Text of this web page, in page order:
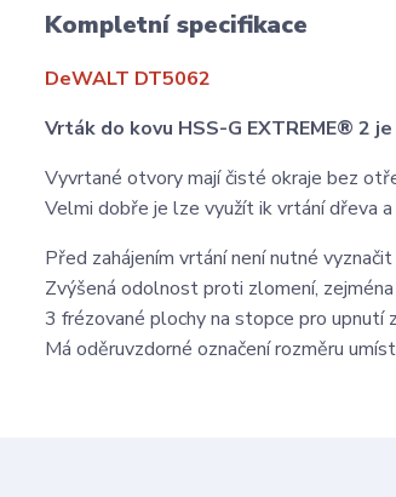
Kompletní specifikace
DeWALT DT5062
Vrták do kovu HSS-G EXTREME® 2
Vyvrtané otvory mají čisté okraje bez
Velmi dobře je lze využít ik vrtání dřeva
Před zahájením vrtání není nutné
Zvýšená odolnost proti zlomení,
3 frézované plochy na stopce pro upnutí
Má oděruvzdorné označení rozměru